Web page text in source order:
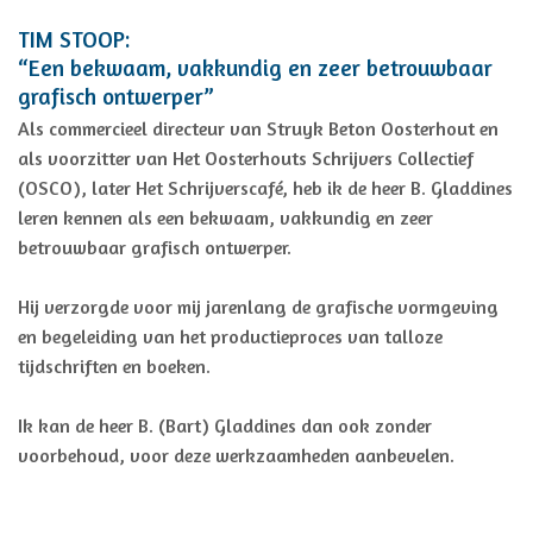
TIM STOOP:
“Een bekwaam, vakkundig en zeer betrouwbaar
grafisch ontwerper”
Als commercieel directeur van Struyk Beton Oosterhout en
als voorzitter van Het Oosterhouts Schrijvers Collectief
(OSCO), later Het Schrijverscafé, heb ik de heer B. Gladdines
leren kennen als een bekwaam, vakkundig en zeer
betrouwbaar grafisch ontwerper.
Hij verzorgde voor mij jarenlang de grafische vormgeving
en begeleiding van het productieproces van talloze
tijdschriften en boeken.
Ik kan de heer B. (Bart) Gladdines dan ook zonder
voorbehoud, voor deze werkzaamheden aanbevelen.